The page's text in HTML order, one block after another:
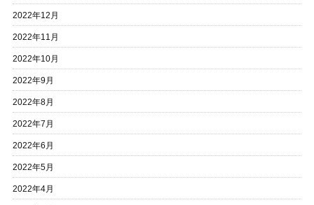
2022年12月
2022年11月
2022年10月
2022年9月
2022年8月
2022年7月
2022年6月
2022年5月
2022年4月